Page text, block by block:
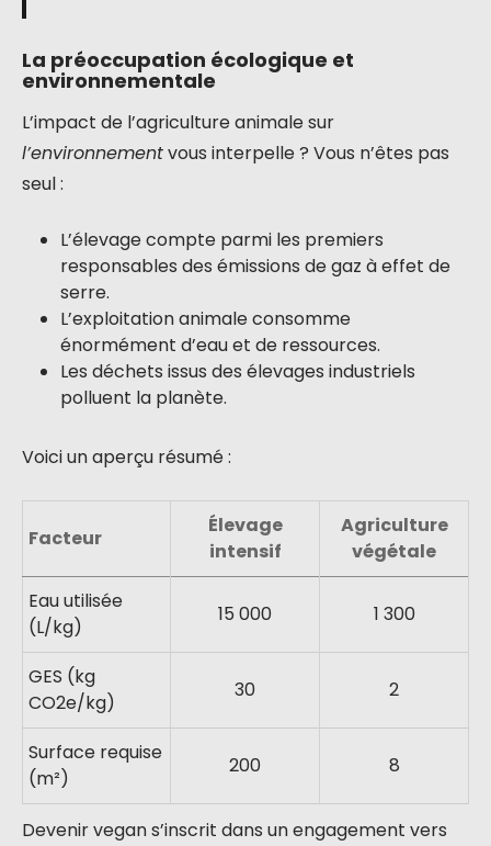
La préoccupation écologique et
environnementale
L’impact de l’agriculture animale sur
l’environnementvous interpelle ? Vous n’êtes pas
seul :
L’élevage compte parmi les premiers
responsables des émissions de gaz à effet de
serre.
L’exploitation animale consomme
énormément d’eau et de ressources.
Les déchets issus des élevages industriels
polluent la planète.
Voici un aperçu résumé :
Facteur
Élevage
intensif
Agriculture
végétale
Eau utilisée
(L/kg)
15 000 1 300
GES (kg
CO2e/kg)
30 2
Surface requise
(m²)
200 8
Devenir vegan s’inscrit dans un engagement vers